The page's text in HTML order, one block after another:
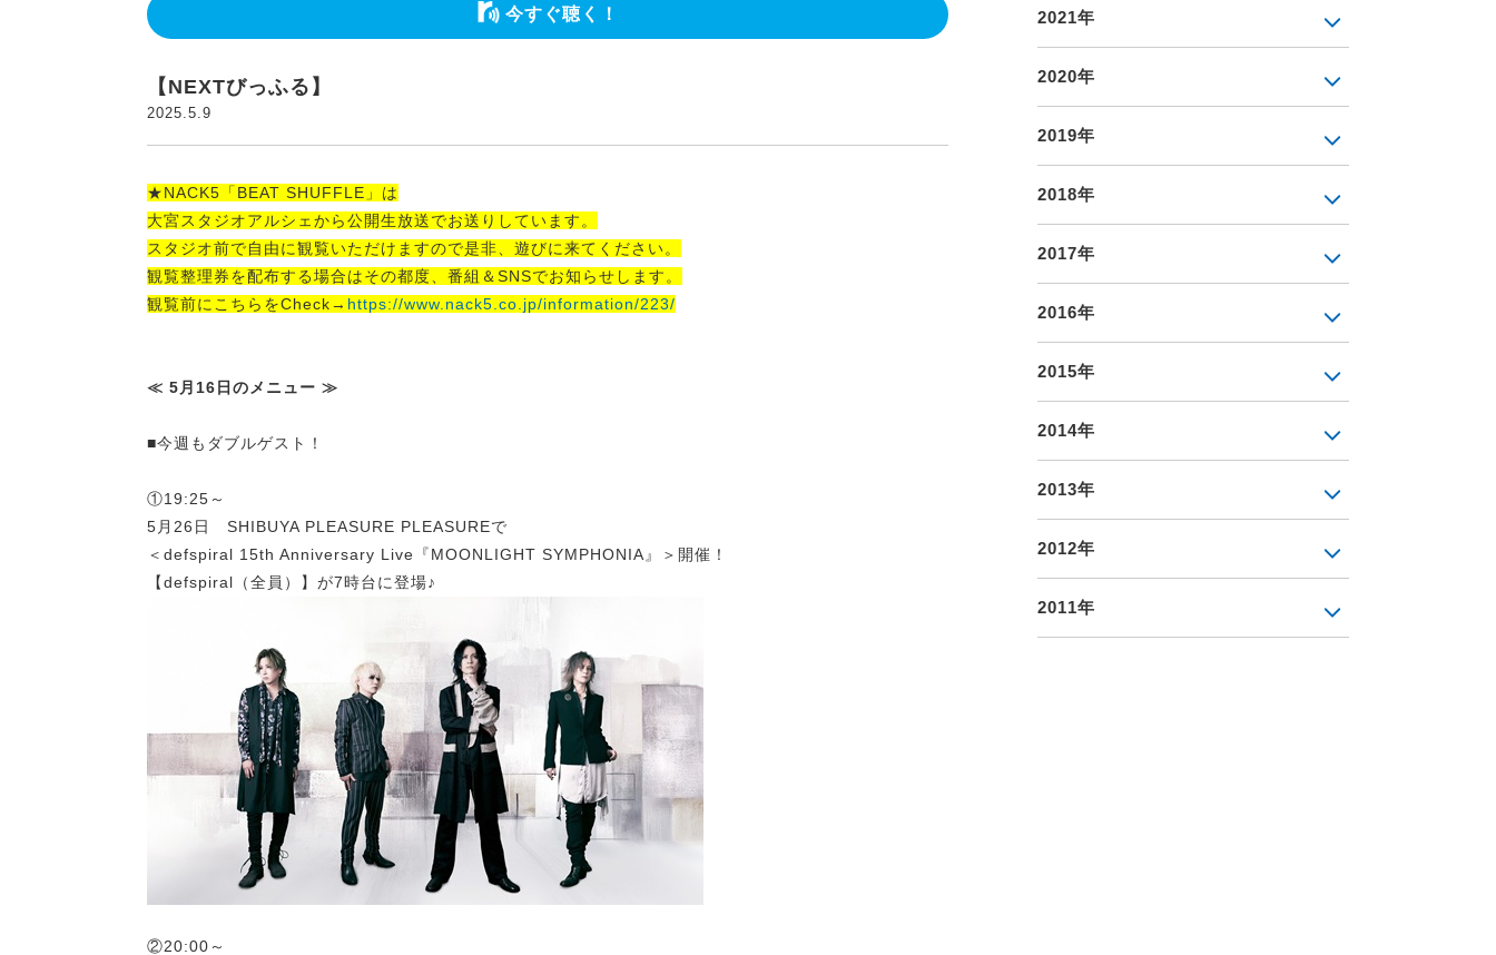
今すぐ聴く！
【NEXTびっふる】
2025.5.9
★NACK5「BEAT SHUFFLE」は
大宮スタジオアルシェから公開生放送でお送りしています。
スタジオ前で自由に観覧いただけますので是非、遊びに来てください。
観覧整理券を配布する場合はその都度、番組＆SNSでお知らせします。
観覧前にこちらをCheck→ https://www.nack5.co.jp/information/223/
≪ 5月16日のメニュー ≫
■今週もダブルゲスト！
①19:25～
5月26日 SHIBUYA PLEASURE PLEASUREで
＜defspiral 15th Anniversary Live『MOONLIGHT SYMPHONIA』＞開催！
【defspiral（全員）】が7時台に登場♪
②20:00～
2021年
2020年
2019年
2018年
2017年
2016年
2015年
2014年
2013年
2012年
2011年